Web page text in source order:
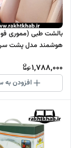
بالشت طبی (مموری
هوشمند مدل پشت
1,788,000
افزودن به